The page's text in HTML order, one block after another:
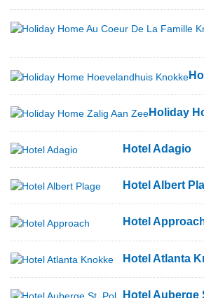
Holiday
Hotel Adagio
Hotel Albert
Hotel
Hotel Atlanta
Hotel Auberge